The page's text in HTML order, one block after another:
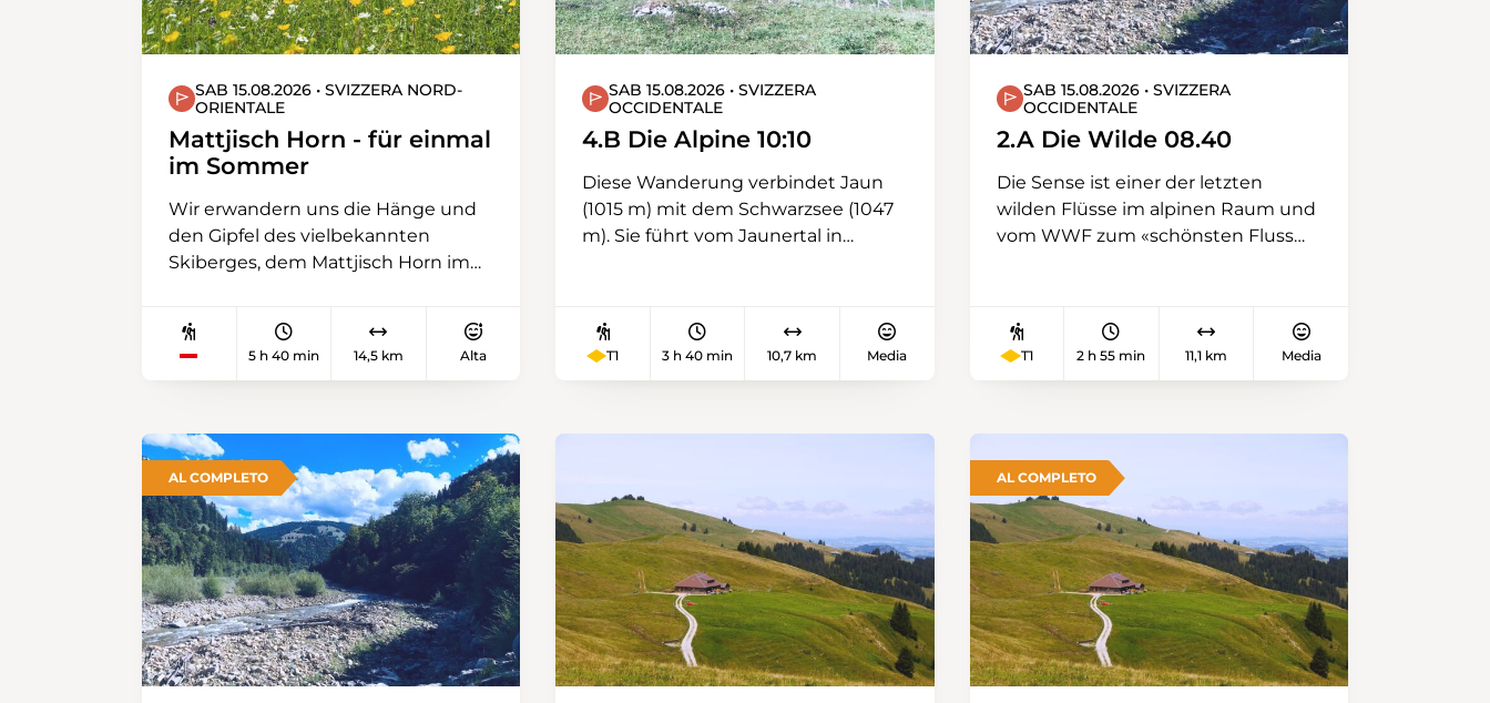
SAB 15.08.2026 • SVIZZERA NORD-
ORIENTALE
Mattjisch Horn - für einmal
im Sommer
Wir erwandern uns die Hänge und
den Gipfel des vielbekannten
Skiberges, dem Mattjisch Horn im
steigen früher, im kleinen Dorf
Langwies, aus der Bahn und
weiter bis zum Gipfel. Als
Abstiegsroute durchqueren wir die
weiten Wiesen von Strassberg, über
das Skihaus Casanna und
schliesslich den ursprünglichen
Weg aus dem Tal zurück nach
Langwies.
5 h 40 min 14,5 km Alta
SAB 15.08.2026 • SVIZZERA
OCCIDENTALE
4.B Die Alpine 10:10
Diese Wanderung verbindet Jaun
(1015 m) mit dem Schwarzsee (1047
m). Sie führt vom Jaunertal in
insbesondere auf die Gastlosen-
Kette.
T1 3 h 40 min 10,7 km Media
SAB 15.08.2026 • SVIZZERA
OCCIDENTALE
2.A Die Wilde 08.40
Die Sense ist einer der letzten
wilden Flüsse im alpinen Raum und
vom WWF zum «schönsten Fluss
warme Sense aus dem Schwarzsee.
Entlang der warmen Sense
T1 2 h 55 min 11,1 km Media
AL COMPLETO AL COMPLETO